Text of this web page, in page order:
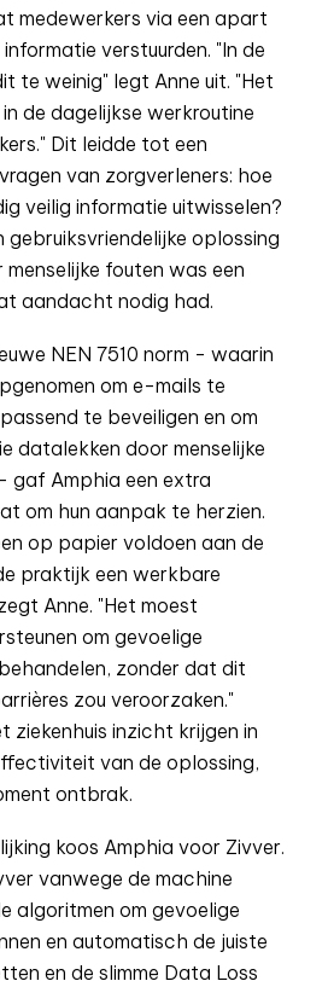
medewerkers via een apart
verstuurden. "In de
te weinig" legt Anne uit. "Het
de dagelijkse werkroutine
Dit leidde tot een
van zorgverleners: hoe
veilig informatie uitwisselen?
gebruiksvriendelijke oplossing
fouten was een
aandacht nodig had.
NEN 7510 norm - waarin
om e-mails te
te beveiligen en om
datalekken door menselijke
gaf Amphia een extra
om hun aanpak te herzien.
op papier voldoen aan de
praktijk een werkbare
Anne. "Het moest
om gevoelige
zonder dat dit
zou veroorzaken."
ziekenhuis inzicht krijgen in
van de oplossing,
ontbrak.
koos Amphia voor Zivver.
vanwege de machine
algoritmen om gevoelige
en automatisch de juiste
en de slimme Data Loss